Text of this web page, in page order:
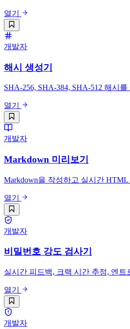
열기
개발자
해시 생성기
SHA-256, SHA-384, SHA-512 해시
열기
개발자
Markdown 미리보기
Markdown을 작성하고 실시간
열기
개발자
비밀번호 강도 검사기
실시간 피드백, 크랙 시간 추정, 엔
열기
개발자